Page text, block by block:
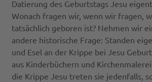
Datierung des Geburtstags Jesu
Wonach fragen wir, wenn wir fragen,
tatsächlich geboren ist? Nehmen wir
andere historische Frage: Standen
und Esel an der Krippe bei Jesu
aus Kinderbüchern und
die Krippe Jesu treten sie jedenfalls,